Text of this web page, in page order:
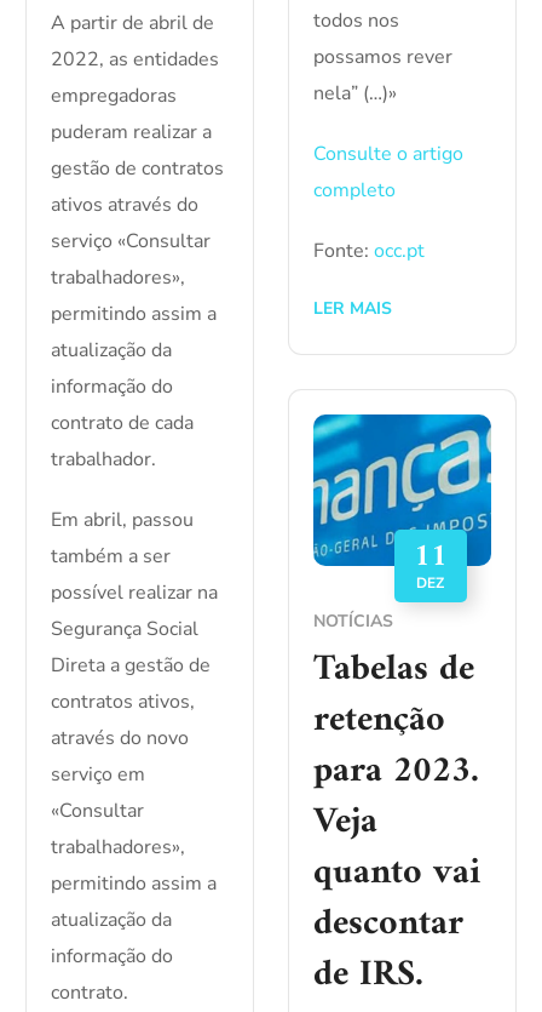
A partir de abril de
2022, as entidades
empregadoras
puderam realizar a
gestão de contratos
ativos através do
serviço «Consultar
trabalhadores»,
permitindo assim a
atualização da
informação do
contrato de cada
trabalhador.
Em abril, passou
também a ser
possível realizar na
Segurança Social
Direta a gestão de
contratos ativos,
através do novo
serviço em
«Consultar
trabalhadores»,
permitindo assim a
atualização da
informação do
contrato.
todos nos
possamos rever
nela” (…)»
Consulte o artigo
completo
Fonte: occ.pt
LER MAIS
11
DEZ
NOTÍCIAS
Tabelas de
retenção
para 2023.
Veja
quanto vai
descontar
de IRS.